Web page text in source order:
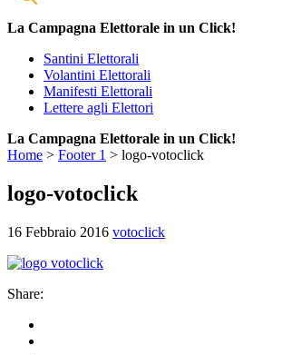
La Campagna Elettorale in un Click!
Santini Elettorali
Volantini Elettorali
Manifesti Elettorali
Lettere agli Elettori
La Campagna Elettorale in un Click!
Home > Footer 1 > logo-votoclick
logo-votoclick
16 Febbraio 2016 votoclick
Share: